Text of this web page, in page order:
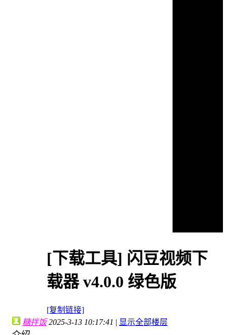
[下载工具] 闪豆视频下
载器 v4.0.0 绿色版
[复制链接]
糖拌饭2025-3-13 10:17:41 | 显示全部楼层